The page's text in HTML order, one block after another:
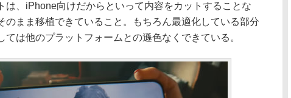
、iPhone向けだからといって内容をカットすることな
のまま移植できていること。もちろん最適化している部分
ては他のプラットフォームとの遜色なくできている。